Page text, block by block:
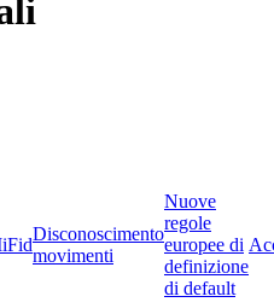
Disconoscimento
movimenti
Nuove
regole
europee di
definizione
di default